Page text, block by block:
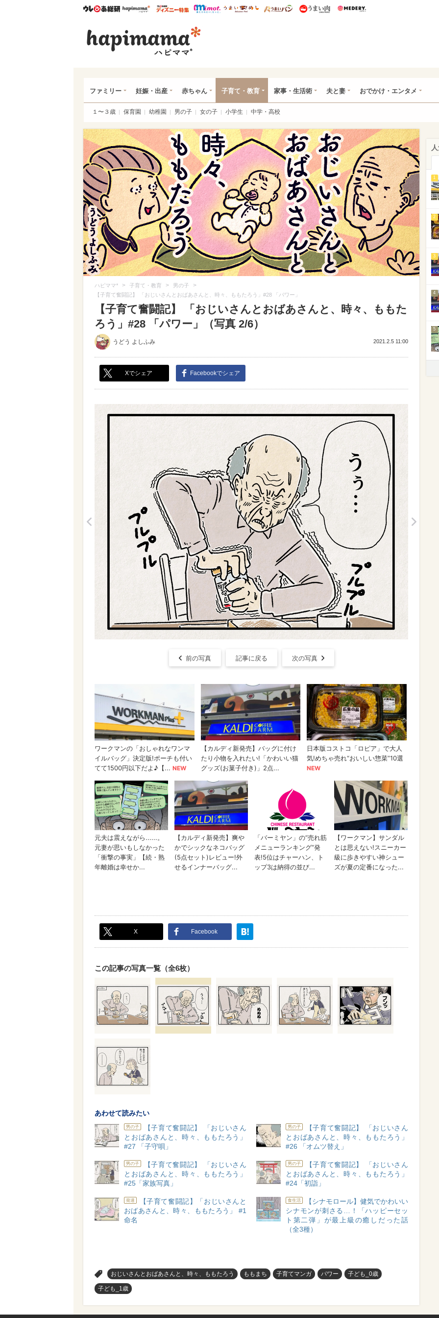
ウレぴあ総研ハピママ* ウレぴあ総研 ディズニー特集
mimot. うまいめし うまいパン うまい肉
ファミリー 妊娠・出産 赤ちゃん 子育て・教育 家事・生活術 夫と妻 おでかけ・エンタメ
１〜３歳 保育園 幼稚園 男の子 女の子 小学生 中学・高校
ハピママ* > 子育て・教育 > 男の子 >
【子育て奮闘記】 「おじいさんとおばあさんと、時々、ももたろう」#28 「パワー」
【子育て奮闘記】 「おじいさんとおばあさんと、時々、ももた
ろう」#28 「パワー」（写真 2/6）
うどう よしふみ 2021.2.5 11:00
Xでシェア Facebookでシェア
前の写真 記事に戻る 次の写真
X Facebook
この記事の写真一覧（全6枚）
あわせて読みたい
男の子
【子育て奮闘記】 「おじいさん
とおばあさんと、時々、ももたろう」
#27 「子守唄」
男の子
【子育て奮闘記】 「おじいさん
とおばあさんと、時々、ももたろう」
#26 「オムツ替え」
男の子
【子育て奮闘記】 「おじいさん
とおばあさんと、時々、ももたろう」
#25「家族写真」
男の子
【子育て奮闘記】 「おじいさん
とおばあさんと、時々、ももたろう」
#24「初詣」
発達
【子育て奮闘記】「おじいさんと
おばあさんと、時々、ももたろう」 #1
命名
食生活
【シナモロール】健気でかわいい
シナモンが刺さる…！「ハッピーセッ
ト第二弾」が最上級の癒しだった話
（全3種）
おじいさんとおばあさんと、時々、ももたろう ももまち 子育てマンガ パワー 子ども_0歳
子ども_1歳
1
2
3
4
5